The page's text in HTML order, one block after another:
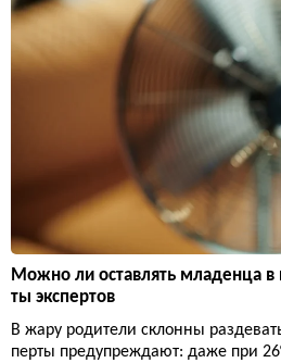
Можно ли оставлять младенца в
ты экспертов
В жару родители склонны
перты предупреждают: даже при